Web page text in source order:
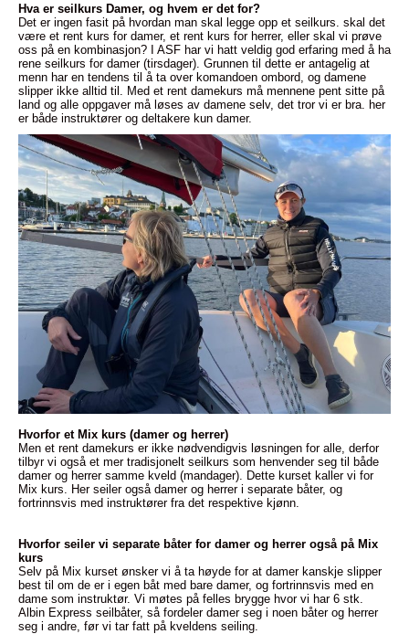
Hva er seilkurs Damer, og hvem er det for?
Det er ingen fasit på hvordan man skal legge opp et seilkurs. skal det
være et rent kurs for damer, et rent kurs for herrer, eller skal vi prøve
oss på en kombinasjon? I ASF har vi hatt veldig god erfaring med å ha
rene seilkurs for damer (tirsdager). Grunnen til dette er antagelig at
menn har en tendens til å ta over komandoen ombord, og damene
slipper ikke alltid til. Med et rent damekurs må mennene pent sitte på
land og alle oppgaver må løses av damene selv, det tror vi er bra. her
er både instruktører og deltakere kun damer.
Hvorfor et Mix kurs (damer og herrer)
Men et rent damekurs er ikke nødvendigvis løsningen for alle, derfor
tilbyr vi også et mer tradisjonelt seilkurs som henvender seg til både
damer og herrer samme kveld (mandager). Dette kurset kaller vi for
Mix kurs. Her seiler også damer og herrer i separate båter, og
fortrinnsvis med instruktører fra det respektive kjønn.
Hvorfor seiler vi separate båter for damer og herrer også på Mix
kurs
Selv på Mix kurset ønsker vi å ta høyde for at damer kanskje slipper
best til om de er i egen båt med bare damer, og fortrinnsvis med en
dame som instruktør. Vi møtes på felles brygge hvor vi har 6 stk.
Albin Express seilbåter, så fordeler damer seg i noen båter og herrer
seg i andre, før vi tar fatt på kveldens seiling.